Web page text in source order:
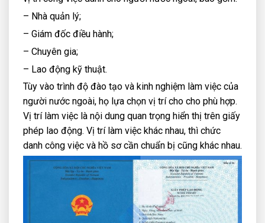
– Nhà quản lý;
– Giám đốc điều hành;
– Chuyên gia;
– Lao động kỹ thuật.
Tùy vào trình độ đào tạo và kinh nghiệm làm việc của
người nước ngoài, họ lựa chọn vị trí cho cho phù hợp.
Vị trí làm việc là nội dung quan trọng hiển thị trên giấy
phép lao động. Vị trí làm việc khác nhau, thì chức
danh công việc và hồ sơ cần chuẩn bị cũng khác nhau.